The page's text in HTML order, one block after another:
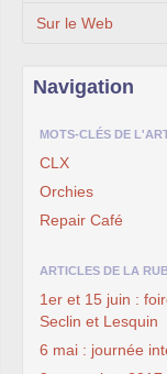
Sur le Web
Navigation
MOTS-CLÉS DE
CLX
Orchies
Repair Café
ARTICLES DE LA
1er et 15 juin :
Seclin et Lesquin
6 mai : journée